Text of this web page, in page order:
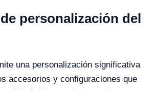
personalización del
una personalización significativa
accesorios y configuraciones que